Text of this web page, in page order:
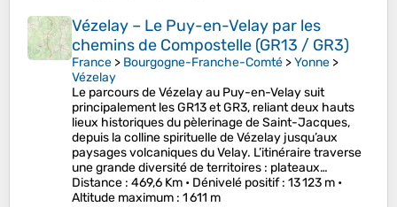
Vézelay – Le Puy-en-Velay par les
chemins de Compostelle (GR13 / GR3)
France > Bourgogne-Franche-Comté >Yonne >
Vézelay
Le parcours de Vézelay au Puy-en-Velay suit
principalement les GR13 et GR3, reliant deux hauts
lieux historiques du pèlerinage de Saint-Jacques,
depuis la colline spirituelle de Vézelay jusqu’aux
paysages volcaniques du Velay. L’itinéraire traverse
une grande diversité de territoires : plateaux…
Distance : 469,6 Km • Dénivelé positif: 13 123 m •
Altitude maximum : 1 611 m